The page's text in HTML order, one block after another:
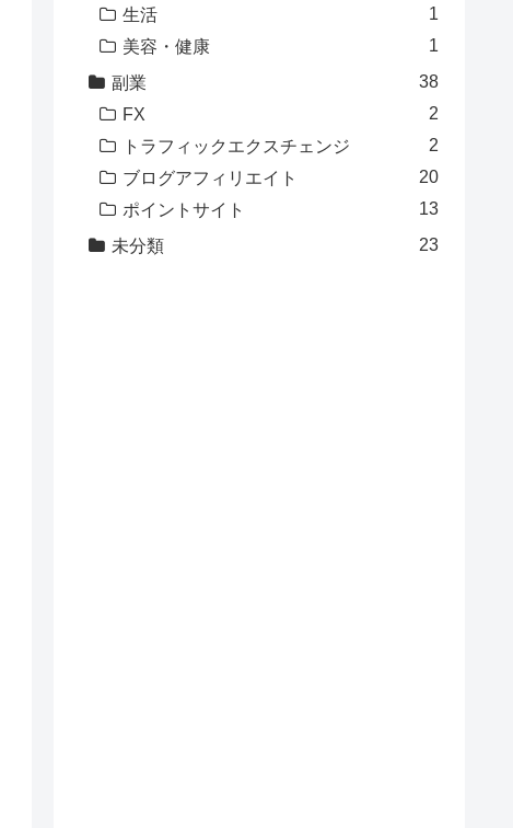
生活
1
美容・健康
1
副業
38
FX
2
トラフィックエクスチェンジ
2
ブログアフィリエイト
20
ポイントサイト
13
未分類
23